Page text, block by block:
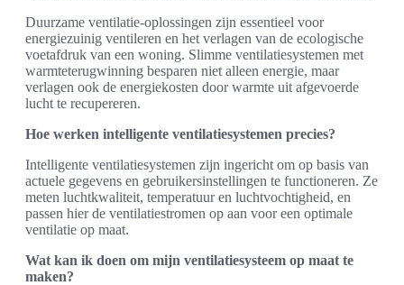
Duurzame ventilatie-oplossingen zijn essentieel voor
energiezuinig ventileren en het verlagen van de ecologische
voetafdruk van een woning. Slimme ventilatiesystemen met
warmteterugwinning besparen niet alleen energie, maar
verlagen ook de energiekosten door warmte uit afgevoerde
lucht te recupereren.
Hoe werken intelligente ventilatiesystemen precies?
Intelligente ventilatiesystemen zijn ingericht om op basis van
actuele gegevens en gebruikersinstellingen te functioneren. Ze
meten luchtkwaliteit, temperatuur en luchtvochtigheid, en
passen hier de ventilatiestromen op aan voor een optimale
ventilatie op maat.
Wat kan ik doen om mijn ventilatiesysteem op maat te
maken?